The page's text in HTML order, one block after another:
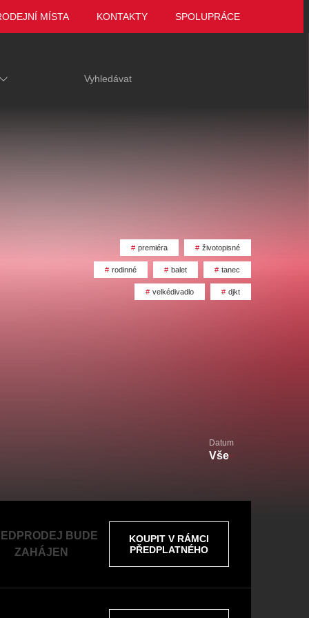
MÍSTA KONTAKTY SPOLUPRÁCE
premiéra životopisné
rodinné balet tanec
velkédivadlo djkt
Datum
Vše
BUDE
ZAHÁJEN
KOUPIT V RÁMCI
PŘEDPLATNÉHO
Tak to jsme ještě
VEČER LEGEND
Zámek Manětín